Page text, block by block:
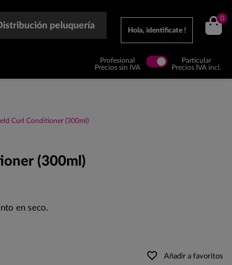
peluquería
Hola, identificate !
0
Profesional
Precios sin IVA
Particular
Precios IVA incl.
Curl Conditioner (300ml)
(300ml)
en seco.
favorite_border Añadir a favoritos